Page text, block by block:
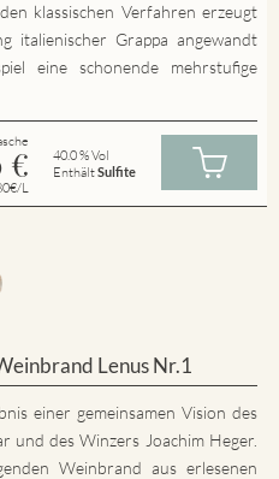
klassischen Verfahren erzeugt
italienischer Grappa angewandt
eine schonende mehrstufige
€
L
40.0 % Vol
EnthältSulfite
Lenus Nr.1
einer gemeinsamen Vision des
und des Winzers Joachim Heger.
Weinbrand aus erlesenen